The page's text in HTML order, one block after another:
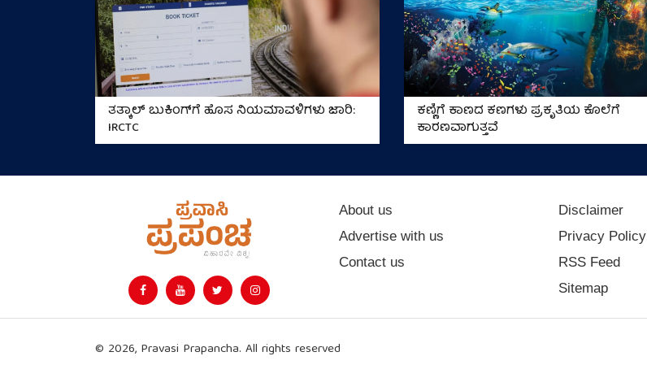
ತತ್ಕಾಲ್ ಬುಕಿಂಗ್‌ಗೆ ಹೊಸ ನಿಯಮಾವಳಿಗಳು ಜಾರಿ:
IRCTC
ಕಣ್ಣಿಗೆ ಕಾಣದ ಕಣಗಳು ಪ್ರಕೃತಿಯ ಕೊಲೆಗೆ
ಕಾರಣವಾಗುತ್ತವೆ
About us
Advertise with us
Contact us
Disclaimer
Privacy Policy
RSS Feed
Sitemap
© 2026, Pravasi Prapancha. All rights reserved